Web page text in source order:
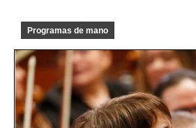
Programas de mano